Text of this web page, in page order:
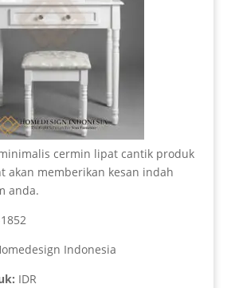
cermin lipat cantik produk
akan memberikan kesan indah
anda.
Indonesia
IDR